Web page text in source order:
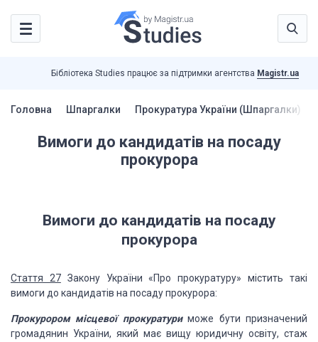
Бібліотека Studies працює за підтримки агентства Magistr.ua
Головна Шпаргалки Прокуратура України (Шпаргалки)
Вимоги до кандидатів на посаду
прокурора
Вимоги до кандидатів на посаду
прокурора
Стаття 27Закону України «Про прокуратуру» містить такі
вимоги до кандидатів на посаду прокурора:
Прокурором місцевоїпрокуратуриможе бути призначений
громадянин України, який має вищу юридичну освіту, стаж